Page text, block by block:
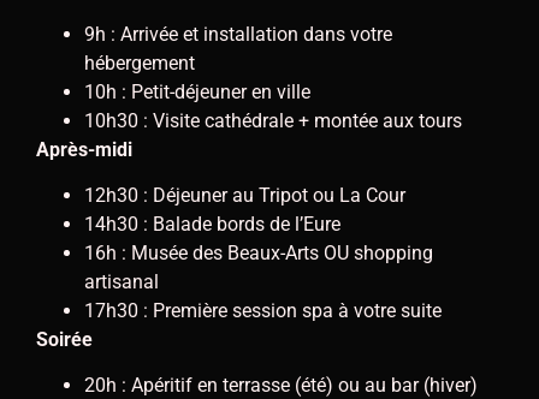
9h : Arrivée et installation dans votre
hébergement
10h : Petit-déjeuner en ville
10h30 : Visite cathédrale + montée aux tours
Après-midi
12h30 : Déjeuner au Tripot ou La Cour
14h30 : Balade bords de l’Eure
16h : Musée des Beaux-Arts OU shopping
artisanal
17h30 : Première session spa à votre suite
Soirée
20h : Apéritif en terrasse (été) ou au bar (hiver)